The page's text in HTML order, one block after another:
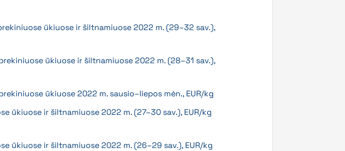
ūkiuose ir šiltnamiuose 2022 m. (29–32 sav.),
ūkiuose ir šiltnamiuose 2022 m. (28–31 sav.),
ūkiuose 2022 m. sausio–liepos mėn., EUR/kg
ūkiuose ir šiltnamiuose 2022 m. (27–30 sav.), EUR/kg
ūkiuose ir šiltnamiuose 2022 m. (26–29 sav.), EUR/kg